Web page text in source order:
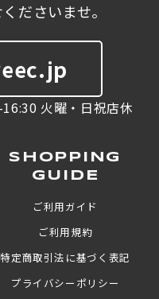
ださいませ。
火曜・日祝店休
SHOPPING
GUIDE
ご利用ガイド
ご利用規約
特定商取引法に基づく表記
プライバシーポリシー